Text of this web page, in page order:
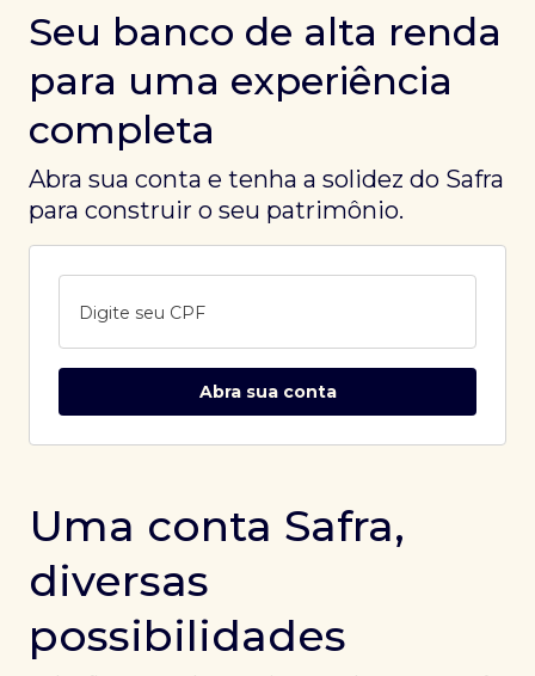
Seu banco de alta renda
para uma experiência
completa
Abra sua conta e tenha a solidez do Safra
para construir o seu patrimônio.
Digite seu CPF
Abra sua conta
Uma conta Safra,
diversas
possibilidades